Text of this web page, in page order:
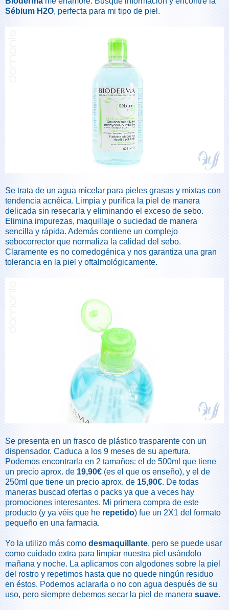
Sébium H2O, perfecta para mi tipo de piel.
Se trata de un agua micelar para pieles grasas y mixtas con
tendencia acnéica. Limpia y purifica la piel de manera
delicada sin resecarla y eliminando el exceso de sebo.
Elimina impurezas, maquillaje o suciedad de manera
sencilla y rápida. Además contiene un complejo
sebocorrector que normaliza la calidad del sebo.
Claramente es no comedogénica y nos garantiza una gran
tolerancia en la piel y oftalmológicamente.
Se presenta en un frasco de plástico trasparente con un
dispensador. Caduca a los 9 meses de su apertura.
Podemos encontrarla en 2 tamaños: el de 500ml que tiene
un precio aprox. de 19,90€ (es el que os enseño), y el de
250ml que tiene un precio aprox. de 15,90€. De todas
maneras buscad ofertas o packs ya que a veces hay
promociones interesantes. Mi primera compra de este
producto (y ya véis que he repetido) fue un 2X1 del formato
pequeño en una farmacia.
Yo la utilizo más como desmaquillante, pero se puede usar
como cuidado extra para limpiar nuestra piel usándolo
mañana y noche. La aplicamos con algodones sobre la piel
del rostro y repetimos hasta que no quede ningún residuo
en éstos. Podemos aclararla o no con agua después de su
uso, pero siempre debemos secar la piel de manera suave.